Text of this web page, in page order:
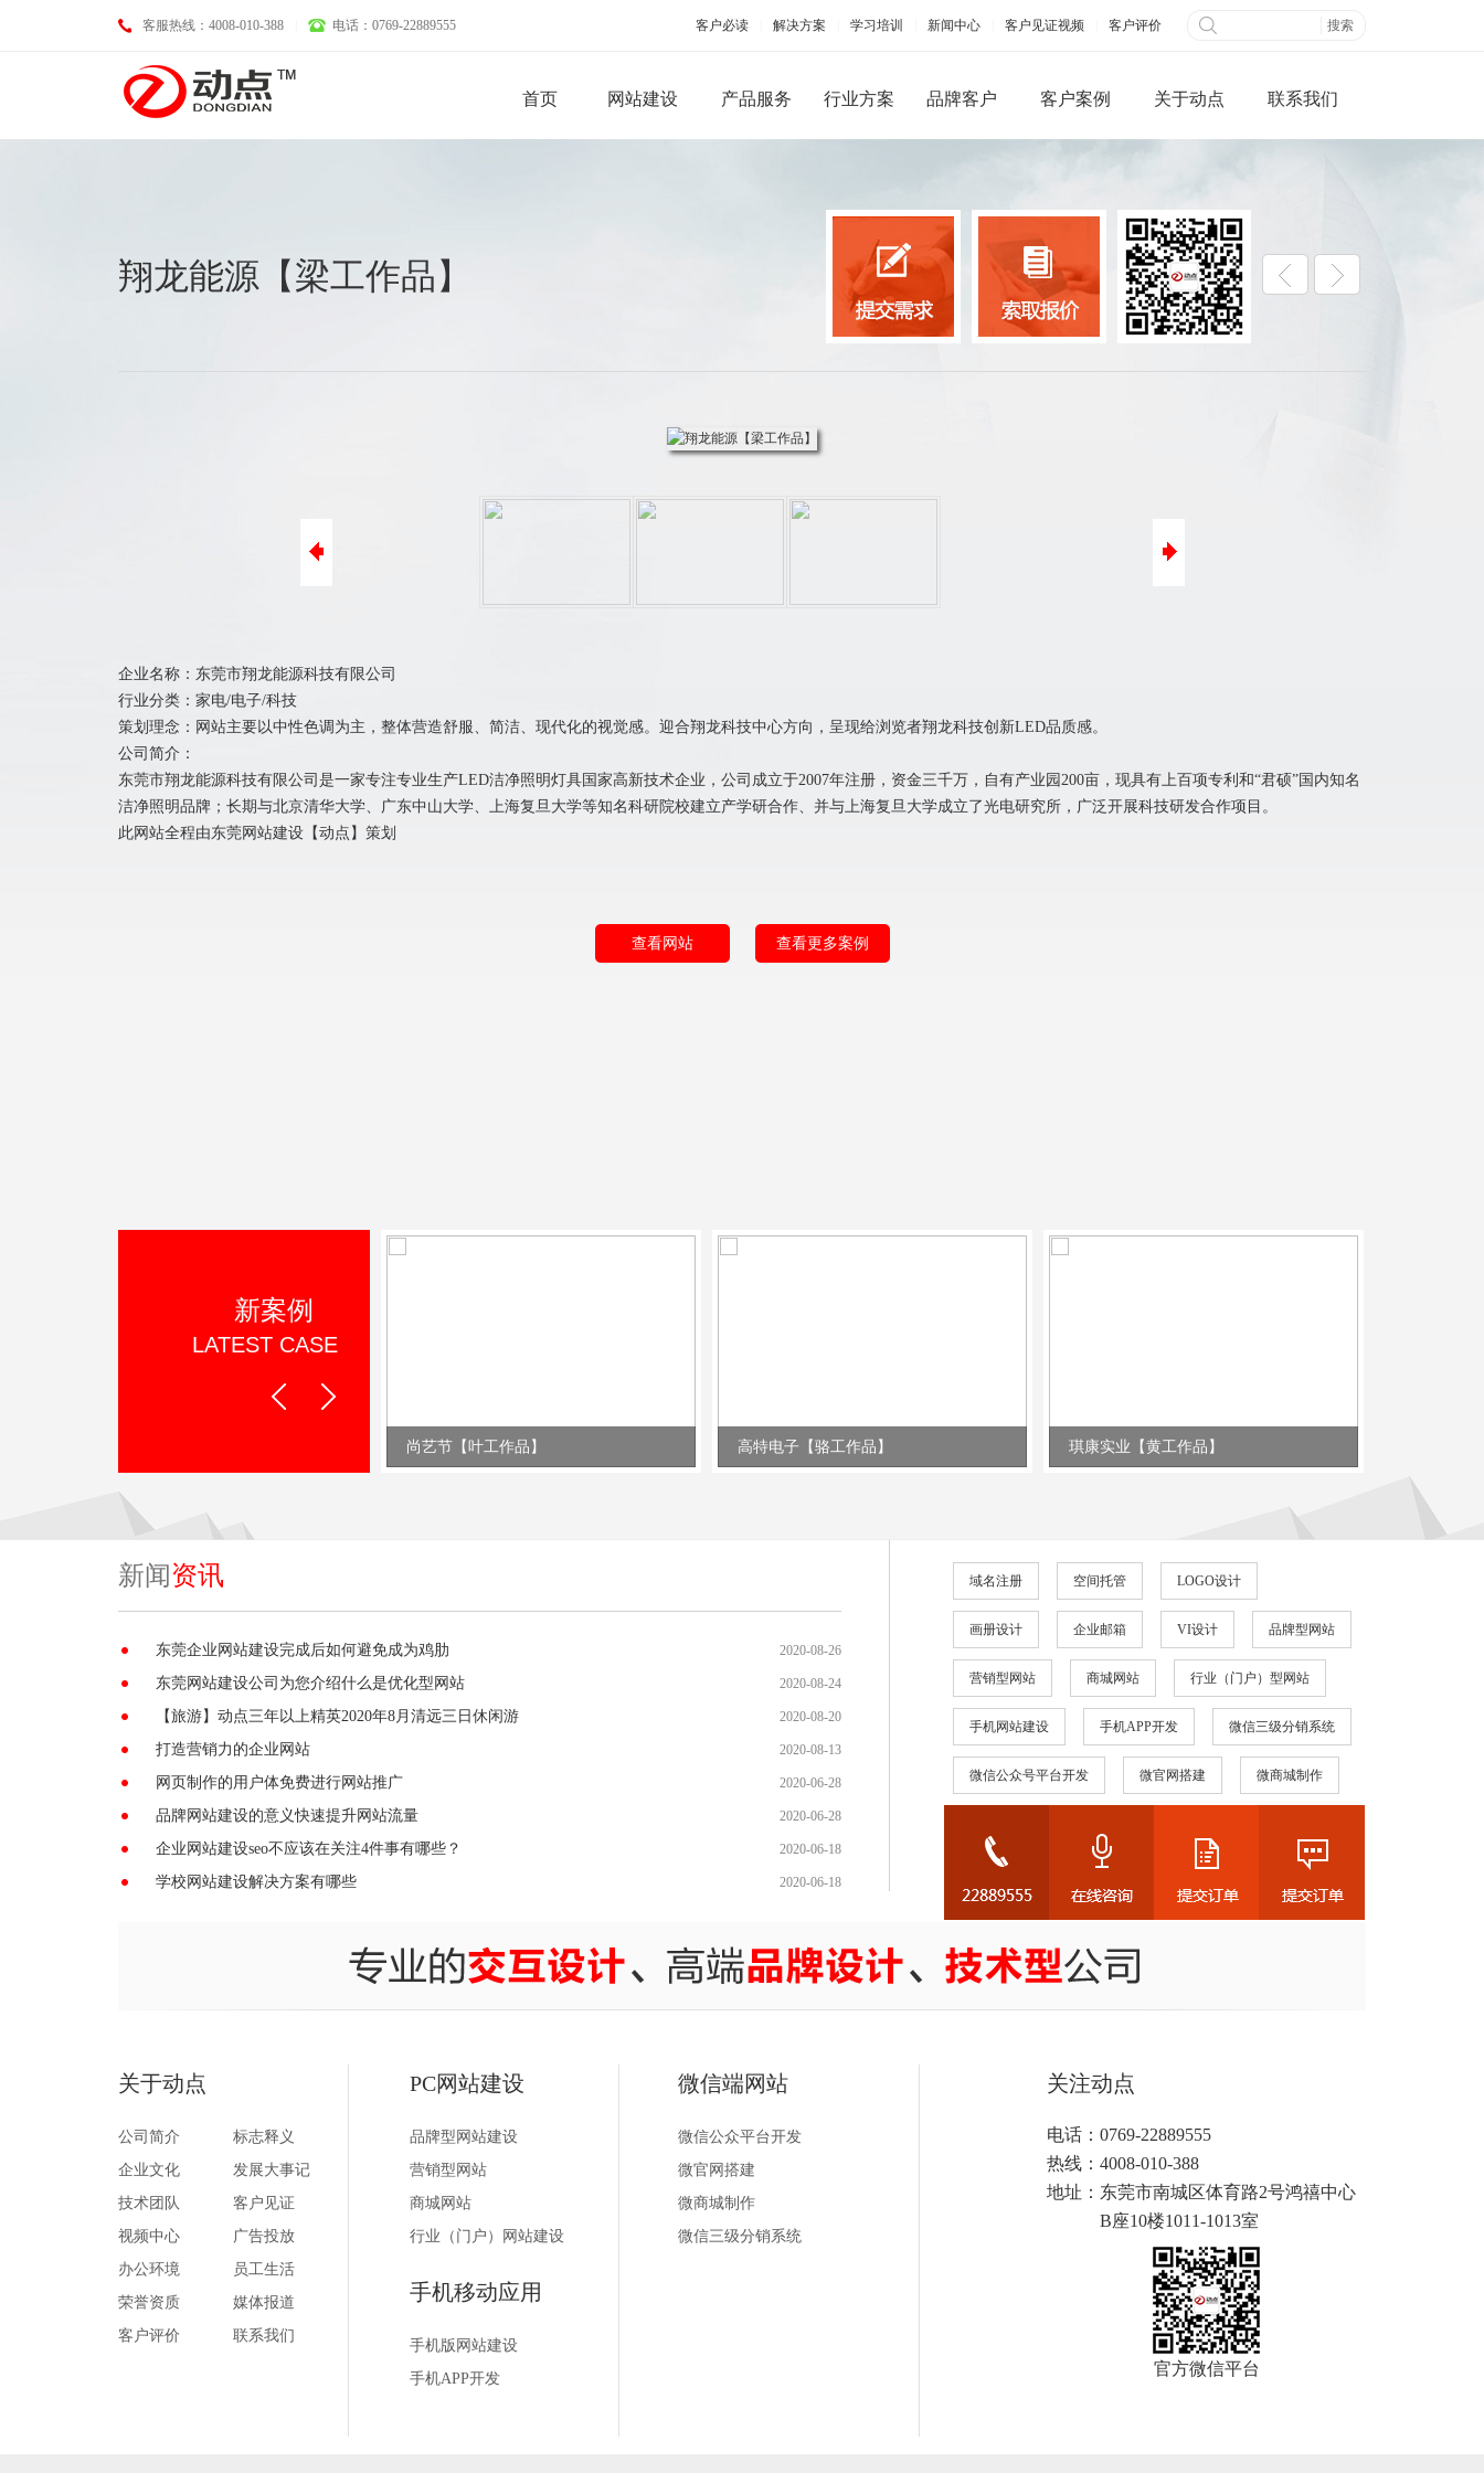
客服热线：4008-010-388 电话：0769-22889555 客户必读 解决方案 学习培训 新闻中心 客户见证视频 客户评价
首页 网站建设 产品服务 行业方案 品牌客户 客户案例 关于动点 联系我们
翔龙能源【梁工作品】
企业名称：东莞市翔龙能源科技有限公司
行业分类：家电/电子/科技
策划理念：网站主要以中性色调为主，整体营造舒服、简洁、现代化的视觉感。迎合翔龙科技中心方向，呈现给浏览者翔龙科技创新LED品质感。
公司简介：
东莞市翔龙能源科技有限公司是一家专注专业生产LED洁净照明灯具国家高新技术企业，公司成立于2007年注册，资金三千万，自有产业园200亩，现具有上百项专利和“君硕”国内知名
洁净照明品牌；长期与北京清华大学、广东中山大学、上海复旦大学等知名科研院校建立产学研合作、并与上海复旦大学成立了光电研究所，广泛开展科技研发合作项目。
此网站全程由东莞网站建设 【动点 】策划
查看网站 查看更多案例
新案例
LATEST CASE
尚艺节【叶工作品】 高特电子【骆工作品】 琪康实业【黄工作品】
新闻资讯
东莞企业网站建设完成后如何避免成为鸡肋 2020-08-26
东莞网站建设公司为您介绍什么是优化型网站 2020-08-24
【旅游】动点三年以上精英2020年8月清远三日休闲游 2020-08-20
打造营销力的企业网站 2020-08-13
网页制作的用户体免费进行网站推广 2020-06-28
品牌网站建设的意义快速提升网站流量 2020-06-28
企业网站建设seo不应该在关注4件事有哪些？ 2020-06-18
学校网站建设解决方案有哪些 2020-06-18
域名注册 空间托管 LOGO设计
画册设计 企业邮箱 VI设计 品牌型网站
营销型网站 商城网站 行业（门户）型网站
手机网站建设 手机APP开发 微信三级分销系统
微信公众号平台开发 微官网搭建 微商城制作
关于动点
公司简介
标志释义
企业文化
发展大事记
技术团队
客户见证
视频中心
广告投放
办公环境
员工生活
荣誉资质
媒体报道
客户评价
联系我们
PC网站建设
品牌型网站建设
营销型网站
商城网站
行业（门户）网站建设
手机移动应用
手机版网站建设
手机APP开发
微信端网站
微信公众平台开发
微官网搭建
微商城制作
微信三级分销系统
关注动点
电话：0769-22889555
热线：4008-010-388
地址： 东莞市南城区体育路2号鸿禧中心
B座10楼1011-1013室
官方微信平台